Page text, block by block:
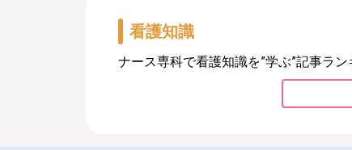
看護知識
ナース専科で看護知識を”学ぶ”記事ラン